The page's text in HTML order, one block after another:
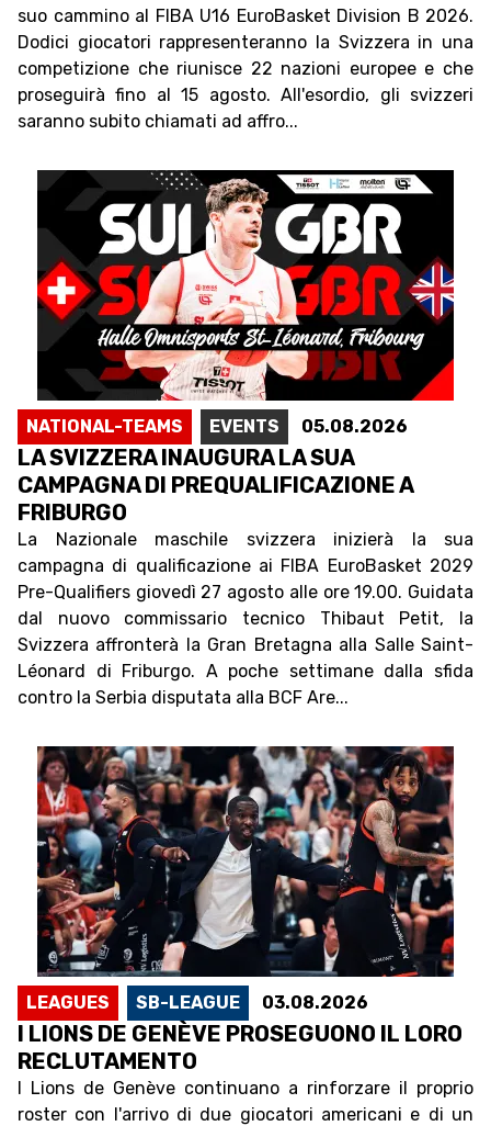
suo cammino al FIBA U16 EuroBasket Division B 2026.
Dodici giocatori rappresenteranno la Svizzera in una
competizione che riunisce 22 nazioni europee e che
proseguirà fino al 15 agosto. All'esordio, gli svizzeri
saranno subito chiamati ad affro...
NATIONAL-TEAMS EVENTS 05.08.2026
LA SVIZZERA INAUGURA LA SUA
CAMPAGNA DI PREQUALIFICAZIONE A
FRIBURGO
La Nazionale maschile svizzera inizierà la sua
campagna di qualificazione ai FIBA EuroBasket 2029
Pre-Qualifiers giovedì 27 agosto alle ore 19.00. Guidata
dal nuovo commissario tecnico Thibaut Petit, la
Svizzera affronterà la Gran Bretagna alla Salle Saint-
Léonard di Friburgo. A poche settimane dalla sfida
contro la Serbia disputata alla BCF Are...
LEAGUES SB-LEAGUE 03.08.2026
I LIONS DE GENÈVE PROSEGUONO IL LORO
RECLUTAMENTO
I Lions de Genève continuano a rinforzare il proprio
roster con l'arrivo di due giocatori americani e di un